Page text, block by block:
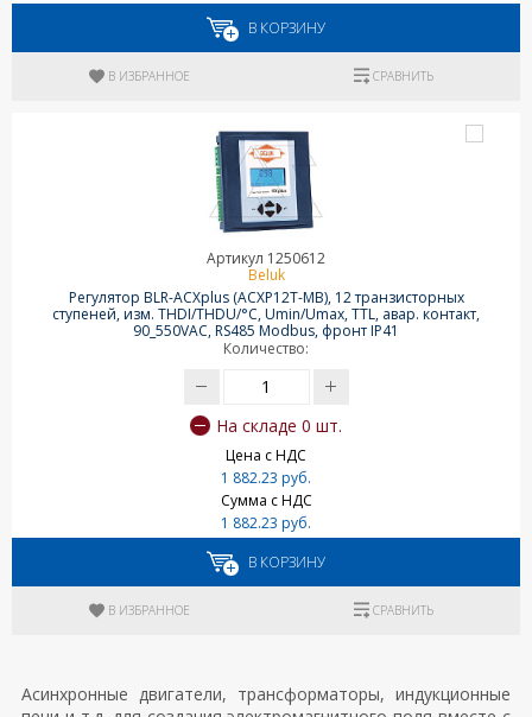
В КОРЗИНУ
В ИЗБРАННОЕ СРАВНИТЬ
Артикул 1250612
Beluk
Регулятор BLR-ACXplus (ACXP12T-MB), 12 транзисторных
ступеней, изм. THDI/THDU/°C, Umin/Umax, TTL, авар. контакт,
90_550VAC, RS485 Modbus, фронт IP41
Количество:
На складе 0 шт.
Цена с НДС
1 882.23 руб.
Сумма с НДС
1 882.23 руб.
В КОРЗИНУ
В ИЗБРАННОЕ СРАВНИТЬ
Асинхронные двигатели, трансформаторы, индукционные